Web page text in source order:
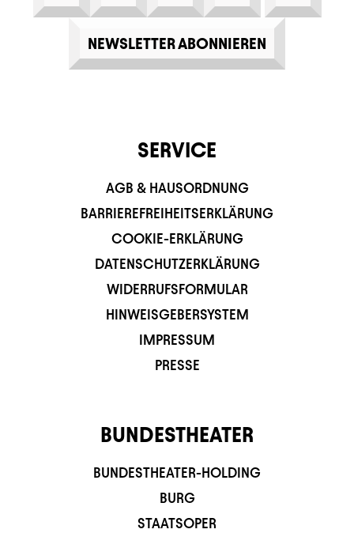
NEWSLETTER ABONNIEREN
SERVICE
AGB & HAUSORDNUNG
BARRIEREFREIHEITSERKLÄRUNG
COOKIE-ERKLÄRUNG
DATENSCHUTZERKLÄRUNG
WIDERRUFSFORMULAR
HINWEISGEBERSYSTEM
IMPRESSUM
PRESSE
BUNDESTHEATER
BUNDESTHEATER-HOLDING
BURG
STAATSOPER